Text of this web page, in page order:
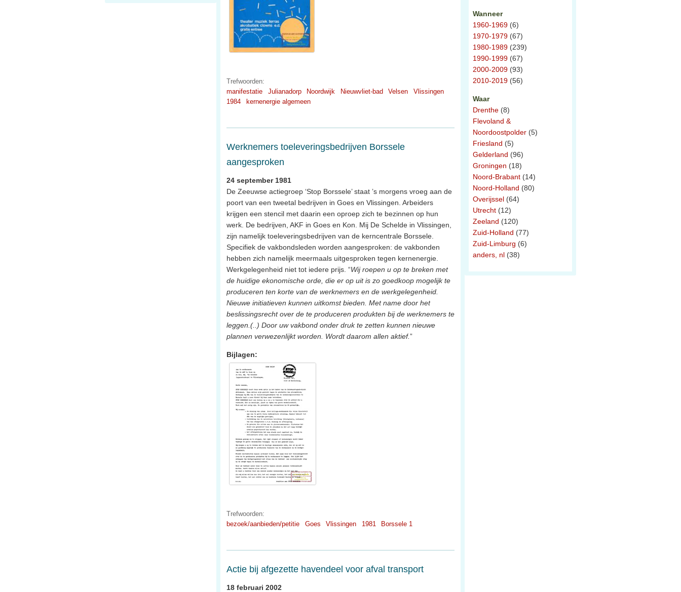
Trefwoorden:
manifestatie
Julianadorp Noordwijk Nieuwvliet-bad Velsen
Vlissingen
1984
kernenergie algemeen
Werknemers toeleveringsbedrijven Borssele
aangesproken
24 september 1981
De Zeeuwse actiegroep ‘Stop Borssele’ staat ’s morgens vroeg aan de
poort van een tweetal bedrijven in Goes en Vlissingen. Arbeiders
krijgen een stencil met daarin een oproep zich te bezinnen op hun
werk. De bedrijven, AKF in Goes en Kon. Mij De Schelde in Vlissingen,
zijn namelijk toeleveringsbedrijven van de kerncentrale Borssele.
Specifiek de vakbondsleden worden aangesproken: de vakbonden
hebben zich namelijk meermaals uitgesproken tegen kernenergie.
Werkgelegenheid niet tot iedere prijs. “Wij roepen u op te breken met
de huidige ekonomische orde, die er op uit is zo goedkoop mogelijk te
produceren ten korte van de werknemers en de werkgelegenheid.
Nieuwe initiatieven kunnen uitkomst bieden. Met name door het
beslissingsrecht over de te produceren produkten bij de werknemers te
leggen.(..) Door uw vakbond onder druk te zetten kunnen nieuwe
plannen verwezenlijkt worden. Wordt daarom allen aktief.”
Bijlagen:
Trefwoorden:
bezoek/aanbieden/petitie
Goes Vlissingen 1981 Borssele 1
Actie bij afgezette havendeel voor afval transport
18 februari 2002
Wanneer
1960-1969 (6)
1970-1979 (67)
1980-1989 (239)
1990-1999 (67)
2000-2009 (93)
2010-2019 (56)
Waar
Drenthe (8)
Flevoland &
Noordoostpolder (5)
Friesland (5)
Gelderland (96)
Groningen (18)
Noord-Brabant (14)
Noord-Holland (80)
Overijssel (64)
Utrecht (12)
Zeeland (120)
Zuid-Holland (77)
Zuid-Limburg (6)
anders, nl (38)